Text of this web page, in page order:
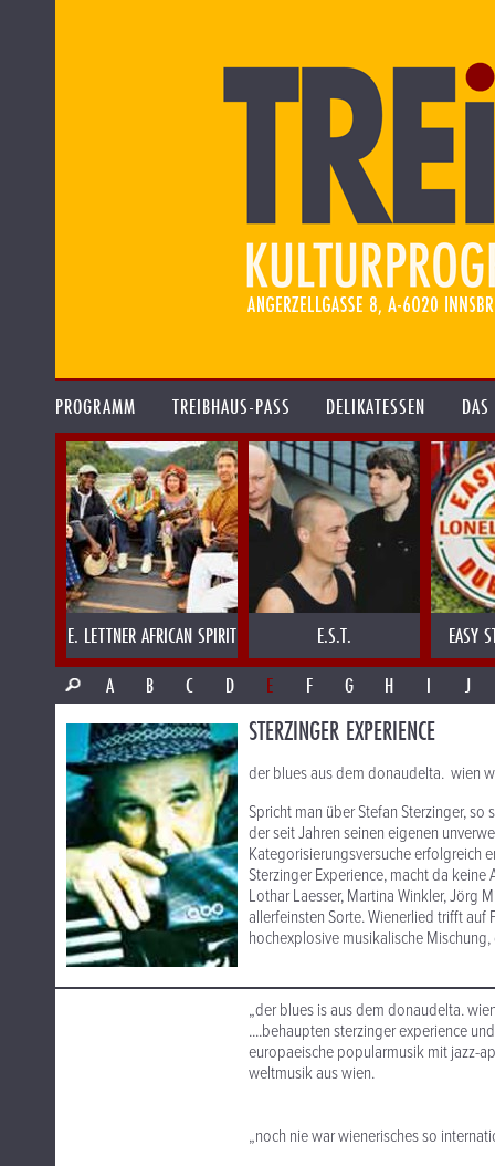
PROGRAMM TREIBHAUS-PASS DELIKATESSEN
E. LETTNER AFRICAN SPIRIT E.S.T.
EASY
A
B C D E F G H I J
STERZINGER EXPERIENCE
der blues aus dem donaudelta. wien
Spricht man über Stefan Sterzinger,
der seit Jahren seinen eigenen
Kategorisierungsversuche erfolgreich
Sterzinger Experience, macht da
Lothar Laesser, Martina Winkler, Jörg
allerfeinsten Sorte. Wienerlied trifft auf
hochexplosive musikalische
„der blues is aus dem donaudelta.
....behaupten sterzinger experience
europaeische popularmusik mit jazz-
weltmusik aus wien.
„noch nie war wienerisches so